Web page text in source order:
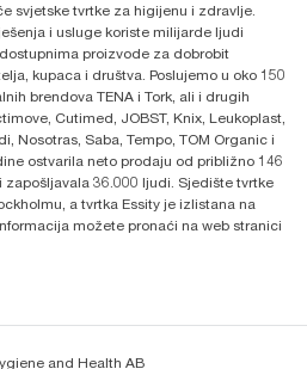
svjetske tvrtke za higijenu i zdravlje.
i usluge koriste milijarde ljudi
proizvode za dobrobit
kupaca i društva. Poslujemo u oko 150
brendova TENA i Tork, ali i drugih
Cutimed, JOBST, Knix, Leukoplast,
Nosotras, Saba, Tempo, TOM Organic i
ostvarila neto prodaju od približno 146
zapošljavala 36.000 ljudi. Sjedište tvrtke
a tvrtka Essity je izlistana na
možete pronaći na web stranici
and Health AB